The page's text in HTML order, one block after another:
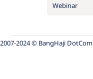
Webinar
2007-2024 © BangHaji DotCom